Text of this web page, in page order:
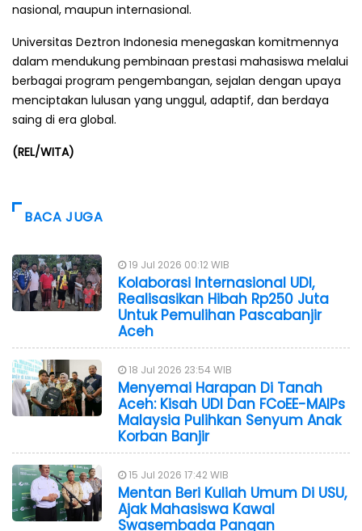
nasional, maupun internasional.
Universitas Deztron Indonesia menegaskan komitmennya
dalam mendukung pembinaan prestasi mahasiswa melalui
berbagai program pengembangan, sejalan dengan upaya
menciptakan lulusan yang unggul, adaptif, dan berdaya
saing di era global.
(REL/WITA)
BACA JUGA
19 Jul 2026 00:12 WIB
Kolaborasi Internasional UDI,
Realisasikan Hibah Rp250 Juta
Untuk Pemulihan Pascabanjir
Aceh
18 Jul 2026 23:54 WIB
Menyemai Harapan Di Tanah
Aceh: Kisah UDI Dan FCoEE-MAIPs
Malaysia Pulihkan Senyum Anak
Korban Banjir
15 Jul 2026 17:42 WIB
Mentan Beri Kuliah Umum Di USU,
Ajak Mahasiswa Kawal
Swasembada Pangan